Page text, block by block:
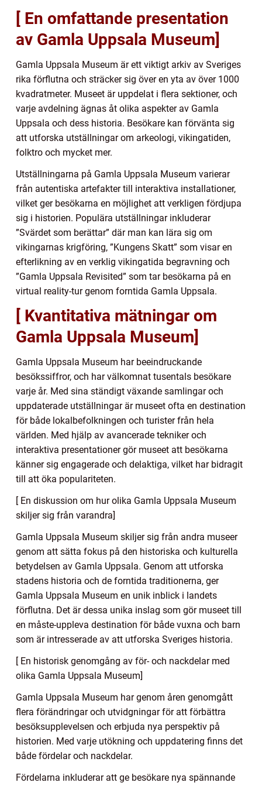
[ En omfattande presentation
av Gamla Uppsala Museum]
Gamla Uppsala Museum är ett viktigt arkiv av Sveriges
rika förflutna och sträcker sig över en yta av över 1000
kvadratmeter. Museet är uppdelat i flera sektioner, och
varje avdelning ägnas åt olika aspekter av Gamla
Uppsala och dess historia. Besökare kan förvänta sig
att utforska utställningar om arkeologi, vikingatiden,
folktro och mycket mer.
Utställningarna på Gamla Uppsala Museum varierar
från autentiska artefakter till interaktiva installationer,
vilket ger besökarna en möjlighet att verkligen fördjupa
sig i historien. Populära utställningar inkluderar
”Svärdet som berättar” där man kan lära sig om
vikingarnas krigföring, ”Kungens Skatt” som visar en
efterlikning av en verklig vikingatida begravning och
”Gamla Uppsala Revisited” som tar besökarna på en
virtual reality-tur genom forntida Gamla Uppsala.
[ Kvantitativa mätningar om
Gamla Uppsala Museum]
Gamla Uppsala Museum har beeindruckande
besökssiffror, och har välkomnat tusentals besökare
varje år. Med sina ständigt växande samlingar och
uppdaterade utställningar är museet ofta en destination
för både lokalbefolkningen och turister från hela
världen. Med hjälp av avancerade tekniker och
interaktiva presentationer gör museet att besökarna
känner sig engagerade och delaktiga, vilket har bidragit
till att öka populariteten.
[ En diskussion om hur olika Gamla Uppsala Museum
skiljer sig från varandra]
Gamla Uppsala Museum skiljer sig från andra museer
genom att sätta fokus på den historiska och kulturella
betydelsen av Gamla Uppsala. Genom att utforska
stadens historia och de forntida traditionerna, ger
Gamla Uppsala Museum en unik inblick i landets
förflutna. Det är dessa unika inslag som gör museet till
en måste-uppleva destination för både vuxna och barn
som är intresserade av att utforska Sveriges historia.
[ En historisk genomgång av för- och nackdelar med
olika Gamla Uppsala Museum]
Gamla Uppsala Museum har genom åren genomgått
flera förändringar och utvidgningar för att förbättra
besöksupplevelsen och erbjuda nya perspektiv på
historien. Med varje utökning och uppdatering finns det
både fördelar och nackdelar.
Fördelarna inkluderar att ge besökare nya spännande